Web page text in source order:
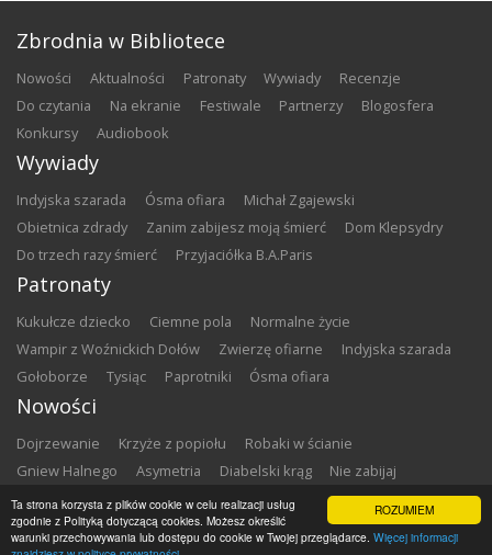
ROZUMIEM
Ta strona korzysta z plików cookie w celu realizacji usług
zgodnie z Polityką dotyczącą cookies. Możesz określić
warunki przechowywania lub dostępu do cookie w Twojej przeglądarce. Więcej informacji
Zbrodnia w Bibliotece
nowości aktualności patronaty wywiady
recenzje
do czytania
na ekranie festiwale partnerzy
blogosfera
konkursy
audiobook
Wywiady
Indyjska szarada Ósma ofiara
Michał Zgajewski
Obietnica zdrady
Zanim zabijesz moją śmierć
Dom Klepsydry
Do trzech razy śmierć
Przyjaciółka B.A.Paris
Patronaty
Kukułcze dziecko Ciemne pola
Normalne życie
Wampir z Woźnickich Dołów
Zwierzę ofiarne
Indyjska szarada
Gołoborze
Tysiąc Paprotniki Ósma ofiara
Nowości
Dojrzewanie Krzyże z popiołu
Robaki w ścianie
Gniew Halnego
Asymetria Diabelski krąg
Nie zabijaj
Dowody zbrodni
Zemsta Matki chrzestne
Copyright ©2026Zbrodnia w Bibliotece